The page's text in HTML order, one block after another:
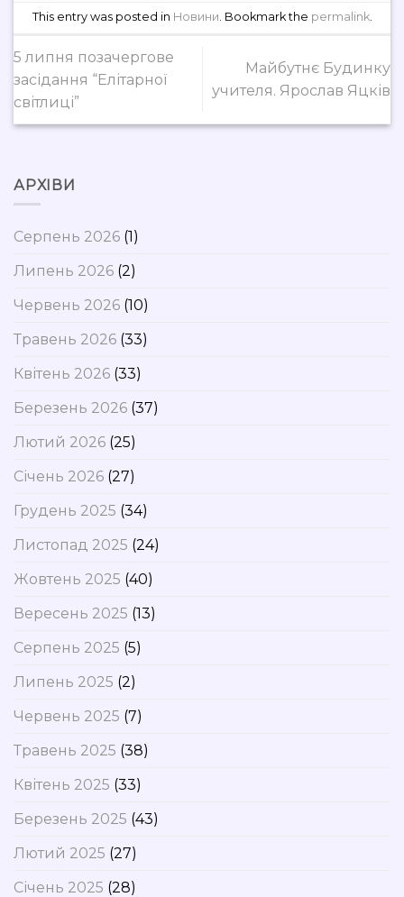
This entry was posted in Новини . Bookmark the permalink.
5 липня позачергове
засідання “Елітарної
світлиці”
Майбутнє Будинку
учителя. Ярослав Яцків
АРХІВИ
Серпень 2026 (1)
Липень 2026 (2)
Червень 2026 (10)
Травень 2026 (33)
Квітень 2026 (33)
Березень 2026 (37)
Лютий 2026 (25)
Січень 2026 (27)
Грудень 2025 (34)
Листопад 2025 (24)
Жовтень 2025 (40)
Вересень 2025 (13)
Серпень 2025 (5)
Липень 2025 (2)
Червень 2025 (7)
Травень 2025 (38)
Квітень 2025 (33)
Березень 2025 (43)
Лютий 2025 (27)
Січень 2025 (28)